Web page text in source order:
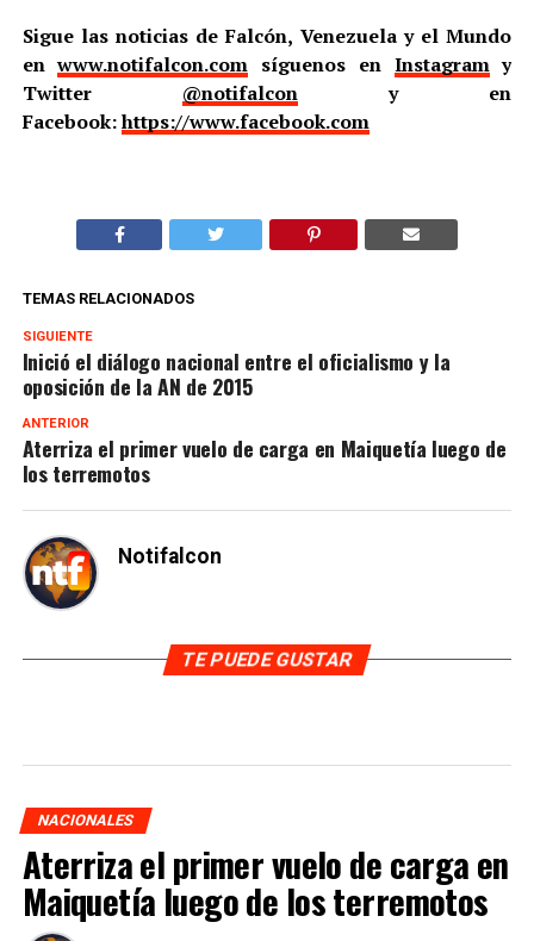
Sigue las noticias de Falcón, Venezuela y el Mundo
enwww.notifalcon.com síguenos en Instagramy
Twitter @notifalcony en
Facebook:https://www.facebook.com
TEMAS RELACIONADOS
SIGUIENTE
Inició el diálogo nacional entre el oficialismo y la
oposición de la AN de 2015
ANTERIOR
Aterriza el primer vuelo de carga en Maiquetía luego de
los terremotos
Notifalcon
TE PUEDE GUSTAR
NACIONALES
Aterriza el primer vuelo de carga en
Maiquetía luego de los terremotos